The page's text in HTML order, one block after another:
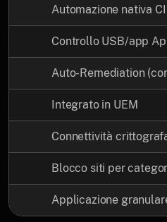
Automazione nativa
Controllo USB/app
Auto-Remediation
Integrato in UEM
Connettività
Blocco siti per
Applicazione